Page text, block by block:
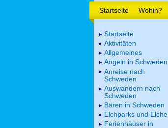
Startseite Wohin?
Startseite
Aktivitäten
Allgemeines
Angeln in Schweden
Anreise nach
Schweden
Auswandern nach
Schweden
Bären in Schweden
Elchparks und Elche
Ferienhäuser in